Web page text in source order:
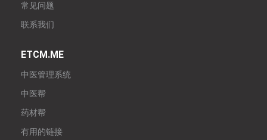
常见问题
联系我们
ETCM.ME
中医管理系统
中医帮
药材帮
有用的链接